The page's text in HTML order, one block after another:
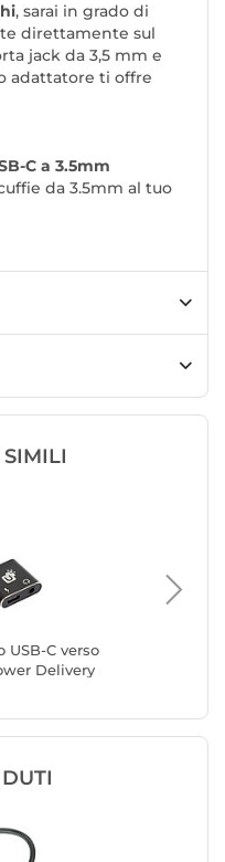
, sarai in grado di
direttamente sul
jack da 3,5 mm e
adattatore ti offre
C a 3.5mm
da 3.5mm al tuo
USB-C verso
Delivery